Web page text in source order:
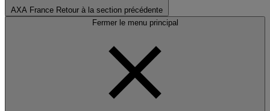
AXA France Retour à la section précédente
Fermer le menu principal